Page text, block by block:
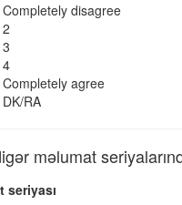
Completely disagree
2
3
4
Completely agree
DK/RA
məlumat
seriyası